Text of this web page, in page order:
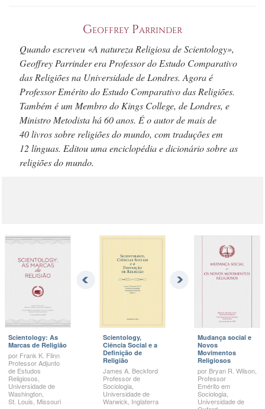
Geoffrey Parrinder
Quando escreveu «A natureza Religiosa de Scientology»,
Geoffrey Parrinder era Professor do Estudo Comparativo
das Religiões na Universidade de Londres. Agora é
Professor Emérito do Estudo Comparativo das Religiões.
Também é um Membro do Kings College, de Londres, e
Ministro Metodistahá 60 anos. É o autor de mais de
40 livrossobre religiões do mundo, com traduções em
12 línguas. Editou uma enciclopédia e dicionário sobre as
religiões do mundo.
Scientology: As
Marcas de Religião
por Frank K. Flinn
Professor Adjunto
de Estudos
Religiosos,
Universidade de
Washington,
St. Louis, Missouri
Scientology,
Ciência Social e a
Definição de
Religião
James A. Beckford
Professor de
Sociologia,
Universidade de
Warwick, Inglaterra
Mudança social e
Novos
Movimentos
Religiosos
por Bryan R. Wilson,
Professor
Emérito em
Sociologia,
Universidade de